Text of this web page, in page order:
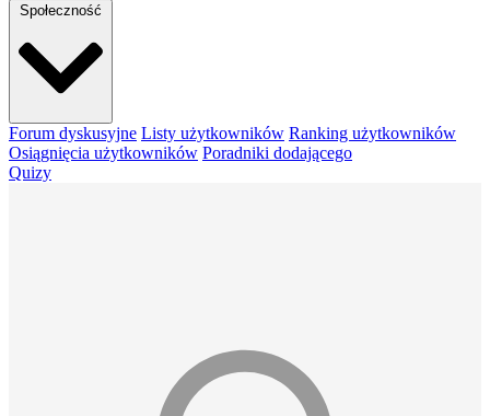
Społeczność
Forum dyskusyjne Listy użytkowników Ranking użytkowników
Osiągnięcia użytkowników Poradniki dodającego
Quizy